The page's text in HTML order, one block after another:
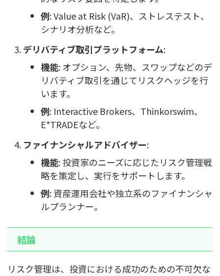
例: Value at Risk (VaR)、ストレステスト、
シナリオ分析など。
デリバティブ取引プラットフォーム:
機能: オプション、先物、スワップなどのデ
リバティブ取引を通じてリスクヘッジを行
います。
例: Interactive Brokers、Thinkorswim、
E*TRADEなど。
ファイナンシャルアドバイザー:
機能: 投資家のニーズに応じたリスク管理戦
略を策定し、実行をサポートします。
例: 資産運用会社や独立系のファイナンシャ
ルプランナー。
結論
リスク管理は、投資における成功のための不可欠な